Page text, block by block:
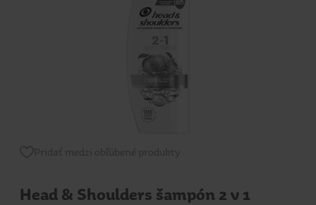
Head & Shoulders šampón 2 v 1